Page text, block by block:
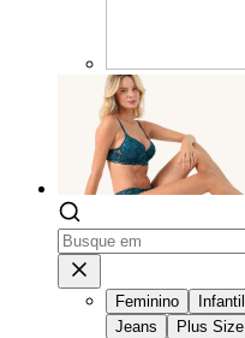
Feminino Infantil
Jeans
Plus Size